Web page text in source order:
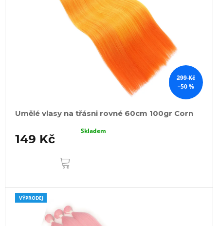
299 Kč
–50 %
Umělé vlasy na třásni rovné 60cm 100gr Corn
149 Kč
Skladem
VÝPRODEJ